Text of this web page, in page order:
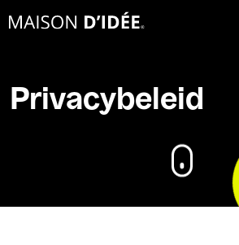
Privacybeleid